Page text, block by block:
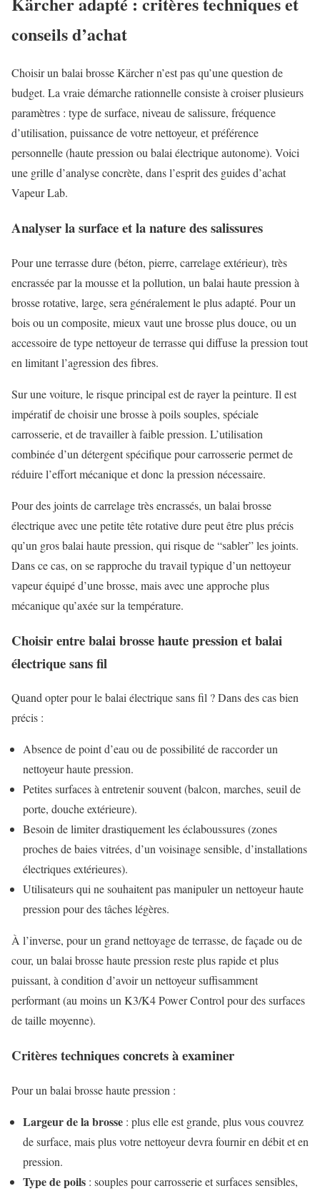
conseils d’achat
Choisir un balai brosse Kärcher n’est pas qu’une question de
budget. La vraie démarche rationnelle consiste à croiser plusieurs
paramètres : type de surface, niveau de salissure, fréquence
d’utilisation, puissance de votre nettoyeur, et préférence
personnelle (haute pression ou balai électrique autonome). Voici
une grille d’analyse concrète, dans l’esprit des guides d’achat
Vapeur Lab.
Analyser la surface et la nature des salissures
Pour une terrasse dure (béton, pierre, carrelage extérieur), très
encrassée par la mousse et la pollution, un balai haute pression à
brosse rotative, large, sera généralement le plus adapté. Pour un
bois ou un composite, mieux vaut une brosse plus douce, ou un
accessoire de type nettoyeur de terrasse qui diffuse la pression tout
en limitant l’agression des fibres.
Sur une voiture, le risque principal est de rayer la peinture. Il est
impératif de choisir une brosse à poils souples, spéciale
carrosserie, et de travailler à faible pression. L’utilisation
combinée d’un détergent spécifique pour carrosserie permet de
réduire l’effort mécanique et donc la pression nécessaire.
Pour des joints de carrelage très encrassés, un balai brosse
électrique avec une petite tête rotative dure peut être plus précis
qu’un gros balai haute pression, qui risque de “sabler” les joints.
Dans ce cas, on se rapproche du travail typique d’un nettoyeur
vapeur équipé d’une brosse, mais avec une approche plus
mécanique qu’axée sur la température.
Choisir entre balai brosse haute pression et balai
électrique sans fil
Quand opter pour le balai électrique sans fil ? Dans des cas bien
précis :
Absence de point d’eau ou de possibilité de raccorder un
nettoyeur haute pression.
Petites surfaces à entretenir souvent (balcon, marches, seuil de
porte, douche extérieure).
Besoin de limiter drastiquement les éclaboussures (zones
proches de baies vitrées, d’un voisinage sensible, d’installations
électriques extérieures).
Utilisateurs qui ne souhaitent pas manipuler un nettoyeur haute
pression pour des tâches légères.
À l’inverse, pour un grand nettoyage de terrasse, de façade ou de
cour, un balai brosse haute pression reste plus rapide et plus
puissant, à condition d’avoir un nettoyeur suffisamment
performant (au moins un K3/K4 Power Control pour des surfaces
de taille moyenne).
Critères techniques concrets à examiner
Pour un balai brosse haute pression :
Largeur de la brosse : plus elle est grande, plus vous couvrez
de surface, mais plus votre nettoyeur devra fournir en débit et en
pression.
Type de poils : souples pour carrosserie et surfaces sensibles,